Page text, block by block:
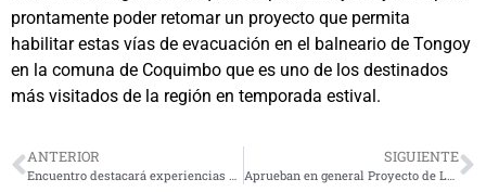
prontamente poder retomar un proyecto que permita
habilitar estas vías de evacuación en el balneario de Tongoy
en la comuna de Coquimbo que es uno de los destinados
más visitados de la región en temporada estival.
ANTERIOR
Encuentro destacará experiencias de mujeres que hacen frente al cambio climático
SIGUIENTE
Aprueban en general Proyecto de Ley que busca regular las propinas en Chile